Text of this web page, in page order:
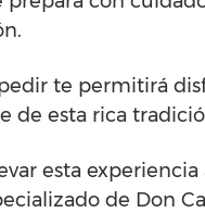
te permitirá
de esta rica
esta
de Don